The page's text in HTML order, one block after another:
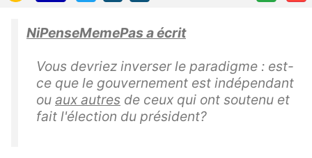
NiPenseMemePas a écrit
Vous devriez inverser le paradigme : est-
ce que le gouvernement est indépendant
ou aux autres de ceux qui ont soutenu et
fait l'élection du président?